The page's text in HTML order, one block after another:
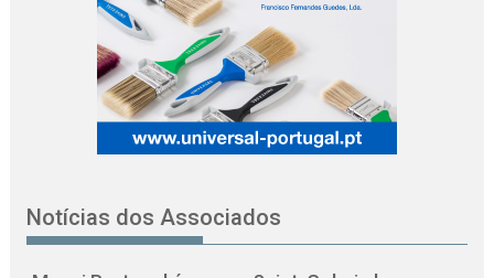
Notícias dos Associados